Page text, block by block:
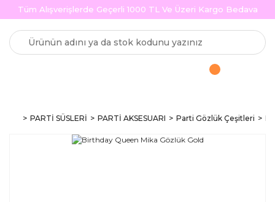
Tüm Alışverişlerde Geçerli 1000 TL Ve Üzeri Kargo Bedava
PARTİ SÜSLERİ PARTİ AKSESUARI Parti Gözlük Çeşitleri